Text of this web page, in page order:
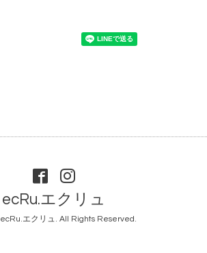
ecRu.エクリュ
ecRu.エクリュ. All Rights Reserved.